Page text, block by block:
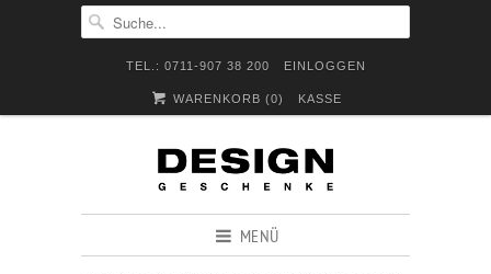
TEL.: 0711-907 38 200 EINLOGGEN
WARENKORB (0) KASSE
MENÜ